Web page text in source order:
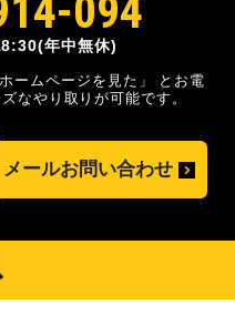
094
年中無休)
ームページを見た」
とお電
なやり取りが可能です。
メールお問い合わせ